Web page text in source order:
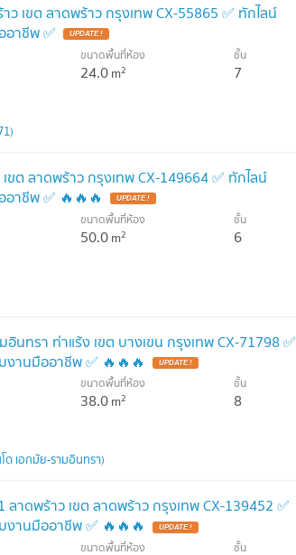
ว เขต ลาดพร้าว กรุงเทพ CX-55865 ✅ ทักไลน์
าชีพ ✅
UPDATE !
ขนาดพื้นที่ห้อง
24.0m2
ชั้น
7
ขต ลาดพร้าว กรุงเทพ CX-149664 ✅ ทักไลน์
าชีพ ✅ 🔥🔥🔥
UPDATE !
ขนาดพื้นที่ห้อง
50.0m2
ชั้น
6
อินทรา ท่าแร้ง เขต บางเขน กรุงเทพ CX-71798 ✅
านมืออาชีพ ✅ 🔥🔥🔥
UPDATE !
ขนาดพื้นที่ห้อง
38.0m2
ชั้น
8
ด เอกมัย-รามอินทรา)
ลาดพร้าว เขต ลาดพร้าว กรุงเทพ CX-139452 ✅
านมืออาชีพ ✅ 🔥🔥🔥
UPDATE !
ขนาดพื้นที่ห้อง ชั้น